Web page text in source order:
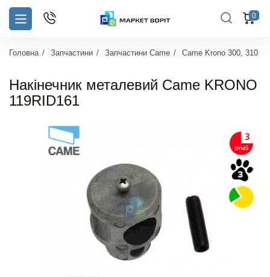
0
Головна Запчастини Запчастини Came Came Krono 300, 310
Накінечник металевий Came KRONO
119RID161